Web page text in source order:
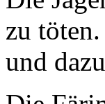
zu
und